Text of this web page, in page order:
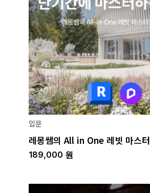
입문
레몽쌤의 All in One 레빗 마스터
189,000 원